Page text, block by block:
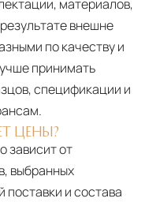
материалов,
внешне
по качеству и
принимать
спецификации и
ЦЕНЫ?
зависит от
выбранных
поставки и состава